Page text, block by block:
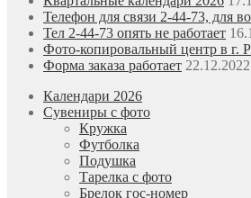
Телефон для связи 2-44-73, для
Тел 2-44-73 опять не работает
Фото-копировальный центр в г.
Форма заказа работает 22.12.2022
Календари 2026
Сувениры с фото
Кружка
Футболка
Подушка
Тарелка с фото
Брелок гос-номер